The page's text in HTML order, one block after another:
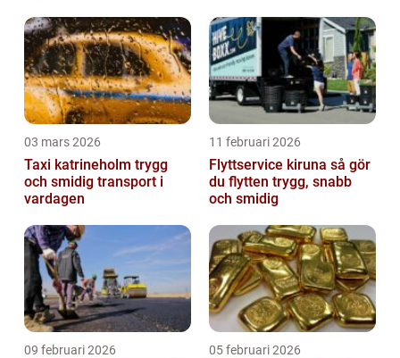
03 mars 2026
Taxi katrineholm trygg
och smidig transport i
vardagen
11 februari 2026
Flyttservice kiruna så gör
du flytten trygg, snabb
och smidig
09 februari 2026 05 februari 2026